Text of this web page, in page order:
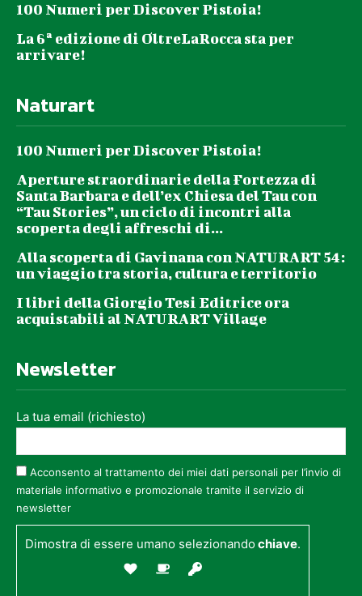
100 Numeri per Discover Pistoia!
La 6ª edizione di OltreLaRocca sta per
arrivare!
Naturart
100 Numeri per Discover Pistoia!
Aperture straordinarie della Fortezza di
Santa Barbara e dell’ex Chiesa del Tau con
“Tau Stories”, un ciclo di incontri alla
scoperta degli affreschi di...
Alla scoperta di Gavinana con NATURART 54:
un viaggio tra storia, cultura e territorio
I libri della Giorgio Tesi Editrice ora
acquistabili al NATURART Village
Newsletter
La tua email (richiesto)
Acconsento al trattamento dei miei dati personali per l’invio di
materiale informativo e promozionale tramite il servizio di
newsletter
Dimostra di essere umano selezionandochiave.